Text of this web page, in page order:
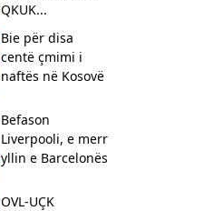
QKUK...
Bie për disa
centë çmimi i
naftës në Kosovë
Befason
Liverpooli, e merr
yllin e Barcelonës
OVL-UÇK